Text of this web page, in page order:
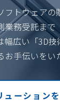
フトウェアの
業務受託まで
幅広い「3D
手伝いをい
ューション